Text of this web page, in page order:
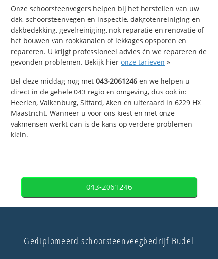
Onze schoorsteenvegers helpen bij het herstellen van uw
dak, schoorsteenvegen en inspectie, dakgotenreiniging en
dakbedekking, gevelreiniging, nok reparatie en renovatie of
het bouwen van rookkanalen of lekkages opsporen en
repareren. U krijgt professioneel advies én we repareren de
gevonden problemen. Bekijk hieronze tarieven »
Bel deze middag nog met043-2061246 en we helpen u
direct in de gehele 043 regio en omgeving, dus ook in:
Heerlen, Valkenburg, Sittard, Aken en uiteraard in 6229 HX
Maastricht. Wanneer u voor ons kiest en met onze
vakmensen werkt dan is de kans op verdere problemen
klein.
043-2061246
Gediplomeerd schoorsteenveegbedrijf Budel